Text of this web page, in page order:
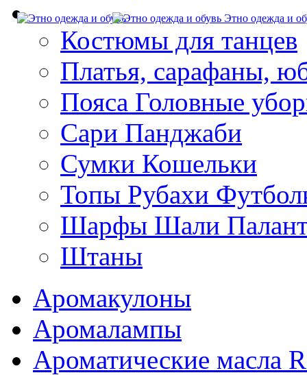
Этно одежда и
Костюмы для танцев
Платья, сарафаны,
Пояса Головные
Сари Панджаби
Сумки Кошельки
Топы Рубахи
Шарфы Шали
Штаны
Аромакулоны
Аромалампы
Ароматические масла